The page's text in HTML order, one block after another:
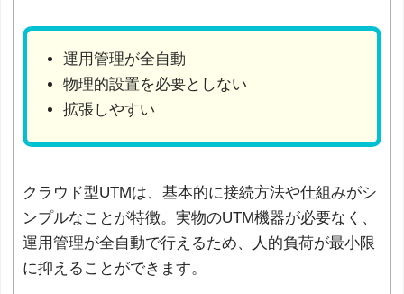
運用管理が全自動
物理的設置を必要としない
拡張しやすい
クラウド型UTMは、基本的に接続方法や仕組みがシ
ンプルなことが特徴。実物のUTM機器が必要なく、
運用管理が全自動で行えるため、人的負荷が最小限
に抑えることができます。